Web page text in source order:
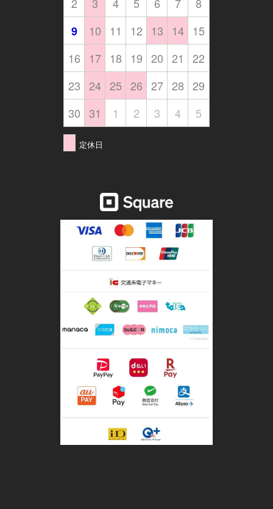
9
10 11 12 13 14
15
16
17 18 19 20 21
22
23 24 25 26 27 28 29
30 31 1 2 3 4 5
定休日